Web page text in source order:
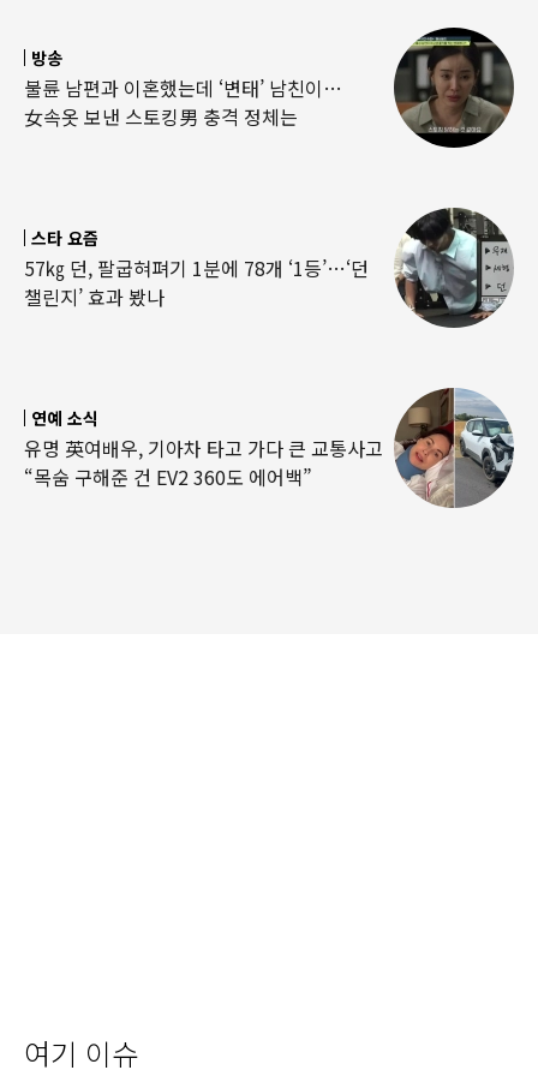
방송
불륜 남편과 이혼했는데 ‘변태’ 남친이…
女속옷 보낸 스토킹男 충격 정체는
스타 요즘
57㎏ 던, 팔굽혀펴기 1분에 78개 ‘1등’…‘던
챌린지’ 효과 봤나
연예 소식
유명 英여배우, 기아차 타고 가다 큰 교통사고
“목숨 구해준 건 EV2 360도 에어백”
여기 이슈